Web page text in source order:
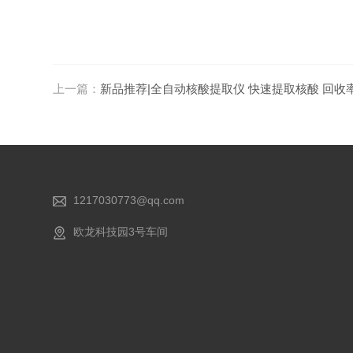
上一篇： 新品推荐|全自动核酸提取仪 快速提取核酸 回收
1217030773@qq.com
欧龙科技园3号车间